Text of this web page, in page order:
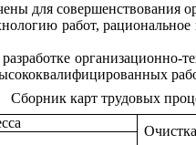
для совершенствования
работ,
Сборник карт трудовых